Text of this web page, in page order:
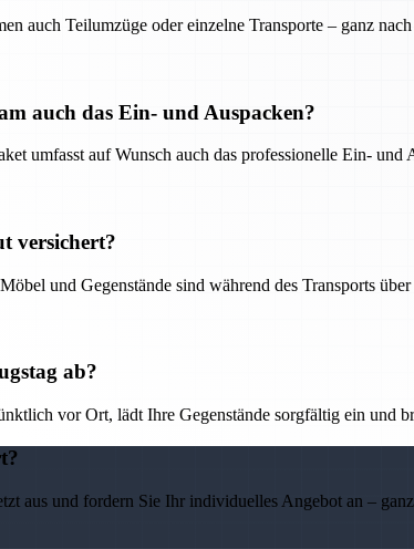
auch Teilumzüge oder einzelne Transporte – ganz
auch das Ein- und Auspacken?
umfasst auf Wunsch auch das professionelle Ein- und
versichert?
und Gegenstände sind während des Transports
ab?
vor Ort, lädt Ihre Gegenstände sorgfältig ein und
aus und fordern Sie Ihr individuelles Angebot an –